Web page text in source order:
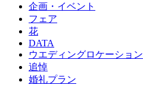
企画・イベント
フェア
花
DATA
ウエディングロケーション
追悼
婚礼プラン